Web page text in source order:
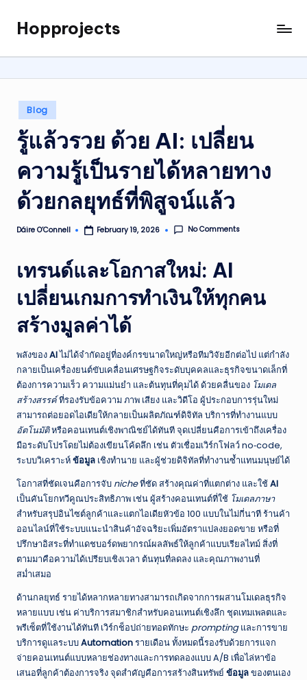
content
Hopprojects
Posted
in
Blog
รู้แล้วรวย ด้วย AI: เปลี่ยน
ความรู้เป็นรายได้หลายทาง
ด้วยกลยุทธ์ที่พิสูจน์แล้ว
Posted
Dáire O’Connell February 19, 2026 No Comments
เทรนด์และโอกาสใหม่: AI
เปลี่ยนเกมการทำเงินให้ทุกคน
สร้างมูลค่าได้
พลังของAIไม่ได้จำกัดอยู่ที่องค์กรขนาดใหญ่หรือทีมวิจัยอีกต่อไป แต่กำลัง
กลายเป็นเครื่องยนต์ขับเคลื่อนเศรษฐกิจระดับบุคคลและธุรกิจขนาดเล็กที่
ต้องการความเร็ว ความแม่นยำ และต้นทุนที่คุมได้ ด้วยคลื่นของ โมเดล
สร้างสรรค์ที่รองรับข้อความ ภาพ เสียง และวิดีโอ ผู้ประกอบการรุ่นใหม่
สามารถต่อยอดไอเดียให้กลายเป็นผลิตภัณฑ์ดิจิทัล บริการที่ทำงานแบบ
อัตโนมัติหรือคอนเทนต์เชิงพาณิชย์ได้ทันที จุดเปลี่ยนคือการเข้าถึงเครื่อง
มือระดับโปรโดยไม่ต้องเขียนโค้ดลึก เช่น ตัวเชื่อมเวิร์กโฟลว์ no‑code,
ระบบวิเคราะห์ข้อมูล เชิงทำนาย และผู้ช่วยดิจิทัลที่ทำงานซ้ำแทนมนุษย์ได้
โอกาสที่ชัดเจนคือการจับ nicheที่ชัด สร้างคุณค่าที่แตกต่าง และใช้AI
เป็นคันโยกทวีคูณประสิทธิภาพ เช่น ผู้สร้างคอนเทนต์ที่ใช้ โมเดลภาษา
สำหรับสรุปอินไซต์ลูกค้าและแตกไอเดียหัวข้อ 100 แบบในไม่กี่นาที ร้านค้า
ออนไลน์ที่ใช้ระบบแนะนำสินค้าอัจฉริยะเพิ่มอัตราแปลงยอดขาย หรือที่
ปรึกษาอิสระที่ทำแดชบอร์ดพยากรณ์ผลลัพธ์ให้ลูกค้าแบบเรียลไทม์ สิ่งที่
ตามมาคือความได้เปรียบเชิงเวลา ต้นทุนที่ลดลง และคุณภาพงานที่
สม่ำเสมอ
ด้านกลยุทธ์ รายได้หลากหลายทางสามารถเกิดจากการผสานโมเดลธุรกิจ
หลายแบบ เช่น ค่าบริการสมาชิกสำหรับคอนเทนต์เชิงลึก ชุดเทมเพลตและ
พรีเซ็ตที่ใช้งานได้ทันที เวิร์กช็อปถ่ายทอดทักษะ promptingและการขาย
บริการดูแลระบบAutomationรายเดือน ทั้งหมดนี้รองรับด้วยการแจก
จ่ายคอนเทนต์แบบหลายช่องทางและการทดลองแบบ A/B เพื่อไล่หาข้อ
เสนอที่ลูกค้าต้องการจริง จุดสำคัญคือการสร้างสินทรัพย์ ข้อมูลของตนเอง